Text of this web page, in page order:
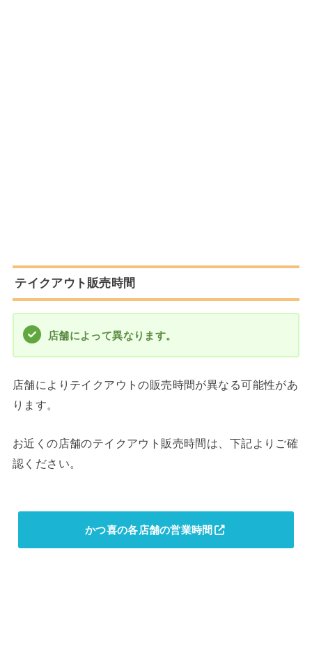
テイクアウト販売時間
店舗によって異なります。
店舗によりテイクアウトの販売時間が異なる可能性があ
ります。
お近くの店舗のテイクアウト販売時間は、下記よりご確
認ください。
かつ喜の各店舗の営業時間